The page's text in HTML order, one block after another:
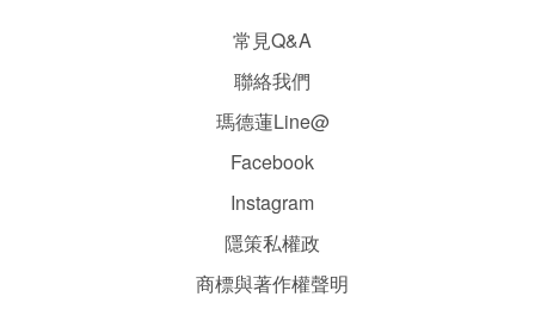
常見Q&A
聯絡我們
瑪德蓮Line@
Facebook
Instagram
隱策私權政
商標與著作權聲明